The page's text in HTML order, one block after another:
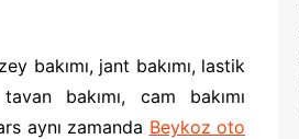
bakımı, jant bakımı, lastik
bakımı, cam bakımı
aynı zamanda Beykoz oto